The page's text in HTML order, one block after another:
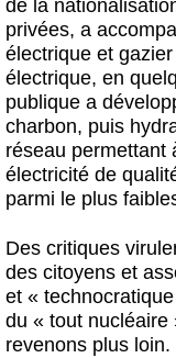
de la
privées, a
électrique et
électrique, en
publique a
charbon, puis
réseau permettant
électricité de
parmi le plus
Des critiques
des citoyens et
et «
du « tout nucléaire
revenons plus loin.